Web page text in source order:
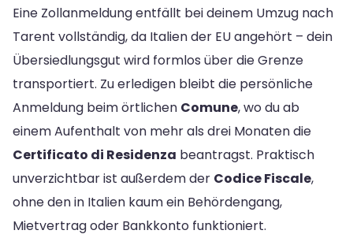
Eine Zollanmeldung entfällt bei deinem Umzug nach
Tarent vollständig, da Italien der EU angehört – dein
Übersiedlungsgut wird formlos über die Grenze
transportiert. Zu erledigen bleibt die persönliche
Anmeldung beim örtlichen Comune, wo du ab
einem Aufenthalt von mehr als drei Monaten die
Certificato di Residenza beantragst. Praktisch
unverzichtbar ist außerdem der Codice Fiscale,
ohne den in Italien kaum ein Behördengang,
Mietvertrag oder Bankkonto funktioniert.